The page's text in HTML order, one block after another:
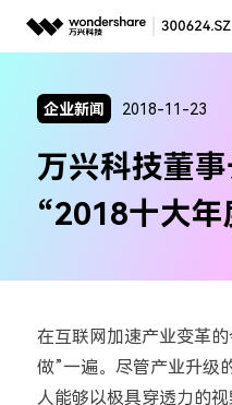
AIGC数字创意
实用工具
企业新闻 2018-11-23
万兴科技董
“2018十大年
在互联网加速产业变革
做”一遍。尽管产业升级
人能够以极具穿透力的